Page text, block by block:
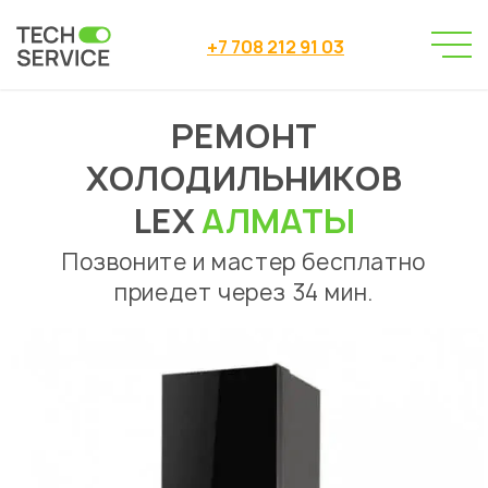
+7 708 212 91 03
Сервисный центр
Ремонт холодильников
Ремонт холодильников Lex Алматы
РЕМОНТ
ХОЛОДИЛЬНИКОВ
LEXАЛМАТЫ
Позвоните и мастер бесплатно
приедет через 34 мин.